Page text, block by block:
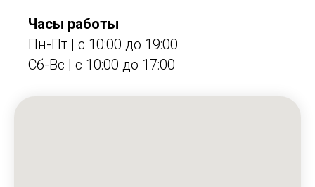
Часы работы
Пн-Пт | с 10:00 до 19:00
Сб-Вс | c 10:00 до 17:00